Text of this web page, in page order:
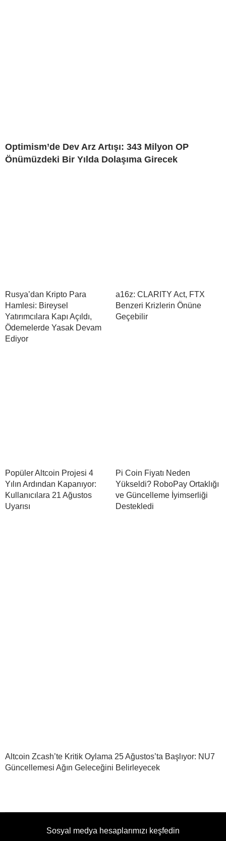
Optimism’de Dev Arz Artışı: 343 Milyon OP
Önümüzdeki Bir Yılda Dolaşıma Girecek
Rusya’dan Kripto Para
Hamlesi: Bireysel
Yatırımcılara Kapı Açıldı,
Ödemelerde Yasak Devam
Ediyor
a16z: CLARITY Act, FTX
Benzeri Krizlerin Önüne
Geçebilir
Popüler Altcoin Projesi 4
Yılın Ardından Kapanıyor:
Kullanıcılara 21 Ağustos
Uyarısı
Pi Coin Fiyatı Neden
Yükseldi? RoboPay Ortaklığı
ve Güncelleme İyimserliği
Destekledi
Altcoin Zcash’te Kritik Oylama 25 Ağustos’ta Başlıyor: NU7
Güncellemesi Ağın Geleceğini Belirleyecek
Sosyal medya hesaplarımızı keşfedin